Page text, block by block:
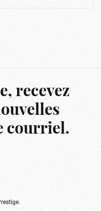
recevez
courriel.